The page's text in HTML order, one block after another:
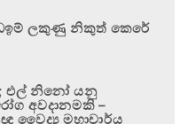
ලකුණු නිකුත් කෙරේ
එල් නිනෝ යනු
අවදානමකි –
වෛද්‍ය මහාචාර්ය